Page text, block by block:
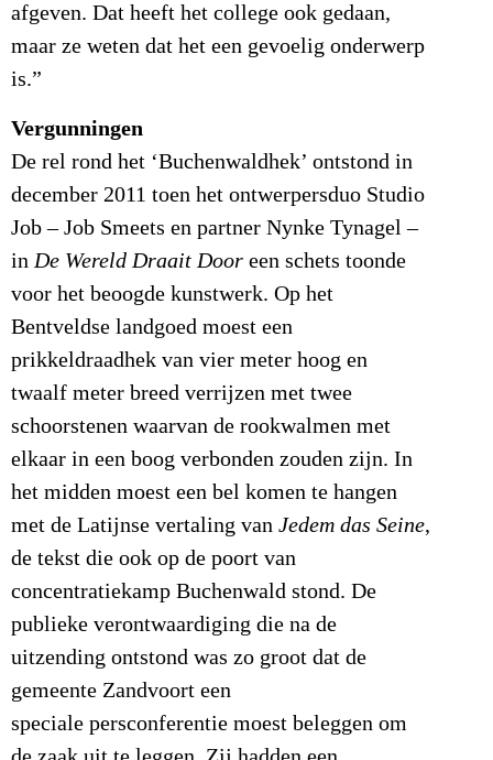
afgeven. Dat heeft het college ook gedaan,
maar ze weten dat het een gevoelig onderwerp
is.”
Vergunningen
De rel rond het ‘Buchenwaldhek’ ontstond in
december 2011 toen het ontwerpersduo Studio
Job – Job Smeets en partner Nynke Tynagel –
inDe Wereld Draait Door een schets toonde
voor het beoogde kunstwerk. Op het
Bentveldse landgoed moest een
prikkeldraadhek van vier meter hoog en
twaalf meter breed verrijzen met twee
schoorstenen waarvan de rookwalmen met
elkaar in een boog verbonden zouden zijn. In
het midden moest een bel komen te hangen
met de Latijnse vertaling van Jedem das Seine,
de tekst die ook op de poort van
concentratiekamp Buchenwald stond. De
publieke verontwaardiging die na de
uitzending ontstond was zo groot dat de
gemeente Zandvoort een
speciale persconferentie moest beleggen om